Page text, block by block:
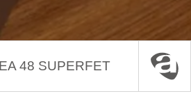
עמוד הבית מיקרופונים
48 SUPERFET